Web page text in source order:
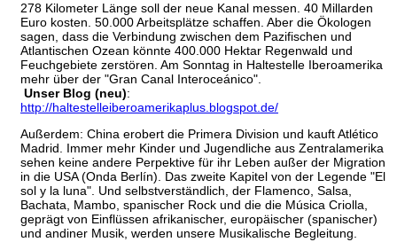
278 Kilometer Länge soll der neue Kanal messen. 40 Millarden
Euro kosten. 50.000 Arbeitsplätze schaffen. Aber die Ökologen
sagen, dass die Verbindung zwischen dem Pazifischen und
Atlantischen Ozean könnte 400.000 Hektar Regenwald und
Feuchgebiete zerstören. Am Sonntag in Haltestelle Iberoamerika
mehr über der "Gran Canal Interoceánico".
Unser Blog (neu):
http://haltestelleiberoamerikaplus.blogspot.de/
Außerdem: China erobert die Primera Division und kauft Atlético
Madrid. Immer mehr Kinder und Jugendliche aus Zentralamerika
sehen keine andere Perpektive für ihr Leben außer der Migration
in die USA (Onda Berlín). Das zweite Kapitel von der Legende "El
sol y la luna". Und selbstverständlich, der Flamenco, Salsa,
Bachata, Mambo, spanischer Rock und die die Música Criolla,
geprägt von Einflüssen afrikanischer, europäischer (spanischer)
und andiner Musik, werden unsere Musikalische Begleitung.